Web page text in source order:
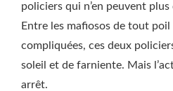
policiers qui n’en peuvent plus
Entre les mafiosos de tout poil
compliquées, ces deux
soleil et de farniente. Mais
arrêt.